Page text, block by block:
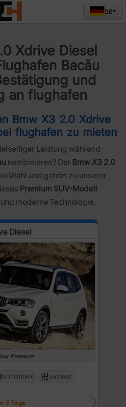
DE
Xdrive Diesel
Bacău
und
an flughafen
Bmw X3 2.0 Xdrive
flughafen zu mieten
Leistung während
kombinieren? Der Bmw X3 2.0
Wahl und gehört zu unserer
Premium SUV-Modell
moderne Technologie.
Diesel
Premium
climatronic automat
2 Tage